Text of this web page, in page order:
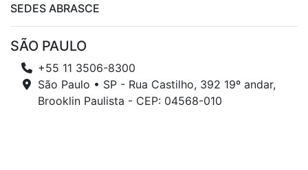
SEDES ABRASCE
SÃO PAULO
+55 11 3506-8300
São Paulo • SP - Rua Castilho, 392 19º andar,
Brooklin Paulista - CEP: 04568-010